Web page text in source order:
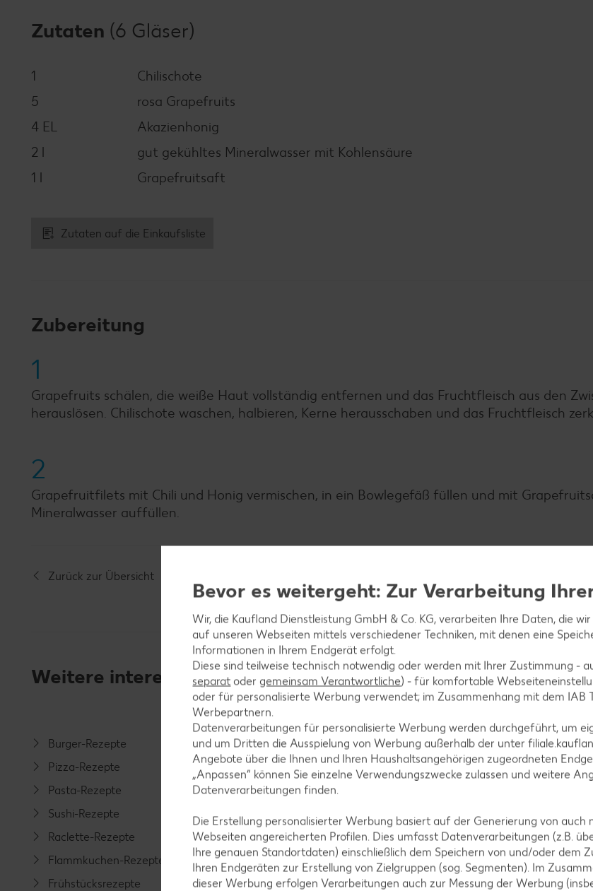
Zutaten (6 Gläser)
1
Chilischote
5
rosa Grapefruits
4 EL
Akazienhonig
2 l
gut gekühltes Mineralwasser mit Kohlensäure
1 l
Grapefruitsaft
Zutaten auf die Einkaufsliste
Zubereitung
1
Grapefruits schälen, die weiße Haut vollständig entfernen und das Fruchtfleisch aus den
herauslösen. Chilischote waschen, halbieren, Kerne herausschaben und das Fruchtfleisch
2
Grapefruitfilets mit Chili und Honig vermischen, in ein Bowlegefäß füllen und mit
Mineralwasser auffüllen.
Zurück zur Übersicht
Weitere interessante Rezeptkategorien
Burger-Rezepte
Pizza-Rezepte
Pasta-Rezepte
Sushi-Rezepte
Raclette-Rezepte
Flammkuchen-Rezepte
Frühstücksrezepte
Salat-Rezepte
Spargel-Rezepte
Fleisch-Rezepte
Fisch-Rezepte
Geflügel-Rezepte
Lamm-Rezepte
Grill-Rezepte
Muffin-Rezepte
Apfelkuchen-
Torten-Rezepte
Eis-Rezepte
Pfannkuchen-
Plätzchen-
Bevor es weitergeht: Zur Verarbeitung
Wir, die Kaufland Dienstleistung GmbH & Co. KG, verarbeiten Ihre Daten, die
auf unseren Webseiten mittels verschiedener Techniken, mit denen eine
Informationen in Ihrem Endgerät erfolgt.
Diese sind teilweise technisch notwendig oder werden mit Ihrer Zustimmung -
separat oder gemeinsam Verantwortliche) - für komfortable
oder für personalisierte Werbung verwendet; im Zusammenhang mit dem IAB
Werbepartnern.
Datenverarbeitungen für personalisierte Werbung werden durchgeführt, um
und um Dritten die Ausspielung von Werbung außerhalb der unter
Angebote über die Ihnen und Ihren Haushaltsangehörigen zugeordneten
„Anpassen“ können Sie einzelne Verwendungszwecke zulassen und weitere
Datenverarbeitungen finden.
Die Erstellung personalisierter Werbung basiert auf der Generierung von auch
Webseiten angereicherten Profilen. Dies umfasst Datenverarbeitungen (z.B.
Ihre genauen Standortdaten) einschließlich dem Speichern von und/oder
Ihren Endgeräten zur Erstellung von Zielgruppen (sog. Segmenten). Im
dieser Werbung erfolgen Verarbeitungen auch zur Messung der Werbung